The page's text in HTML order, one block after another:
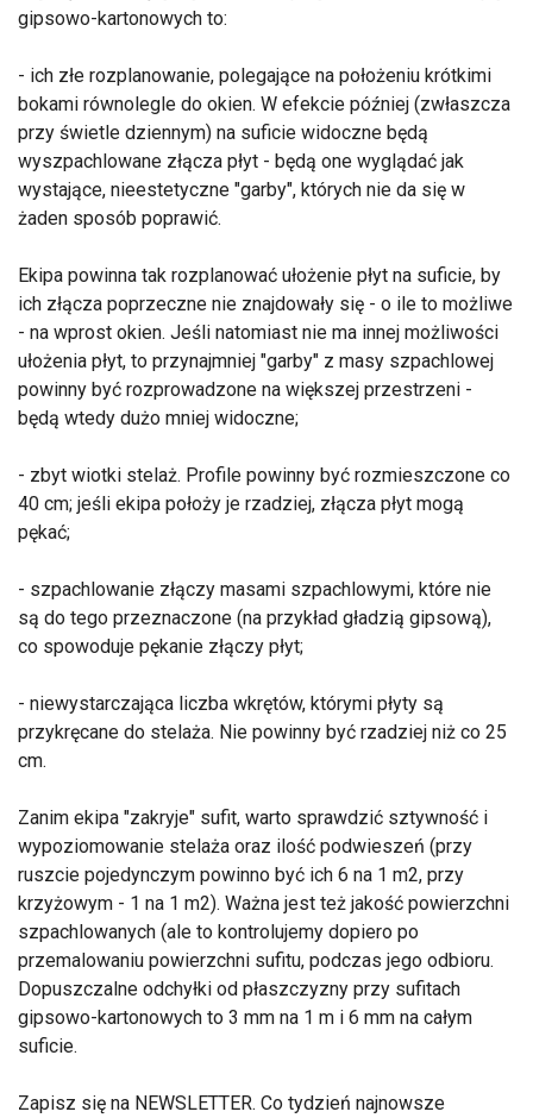
gipsowo-kartonowych to:
- ich złe rozplanowanie, polegające na położeniu krótkimi
bokami równolegle do okien. W efekcie później (zwłaszcza
przy świetle dziennym) na suficie widoczne będą
wyszpachlowane złącza płyt - będą one wyglądać jak
wystające, nieestetyczne "garby", których nie da się w
żaden sposób poprawić.
Ekipa powinna tak rozplanować ułożenie płyt na suficie, by
ich złącza poprzeczne nie znajdowały się - o ile to możliwe
- na wprost okien. Jeśli natomiast nie ma innej możliwości
ułożenia płyt, to przynajmniej "garby" z masy szpachlowej
powinny być rozprowadzone na większej przestrzeni -
będą wtedy dużo mniej widoczne;
- zbyt wiotki stelaż. Profile powinny być rozmieszczone co
40 cm; jeśli ekipa położy je rzadziej, złącza płyt mogą
pękać;
- szpachlowanie złączy masami szpachlowymi, które nie
są do tego przeznaczone (na przykład gładzią gipsową),
co spowoduje pękanie złączy płyt;
- niewystarczająca liczba wkrętów, którymi płyty są
przykręcane do stelaża. Nie powinny być rzadziej niż co 25
cm.
Zanim ekipa "zakryje" sufit, warto sprawdzić sztywność i
wypoziomowanie stelaża oraz ilość podwieszeń (przy
ruszcie pojedynczym powinno być ich 6 na 1 m2, przy
krzyżowym - 1 na 1 m2). Ważna jest też jakość powierzchni
szpachlowanych (ale to kontrolujemy dopiero po
przemalowaniu powierzchni sufitu, podczas jego odbioru.
Dopuszczalne odchyłki od płaszczyzny przy sufitach
gipsowo-kartonowych to 3 mm na 1 m i 6 mm na całym
suficie.
Zapisz się na NEWSLETTER. Co tydzień najnowsze